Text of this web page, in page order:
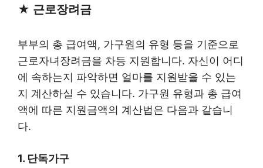
★ 근로장려금
부부의 총 급여액, 가구원의 유형 등을 기준으로
근로자녀장려금을 차등 지원합니다. 자신이 어디
에 속하는지 파악하면 얼마를 지원받을 수 있는
지 계산하실 수 있습니다. 가구원 유형과 총 급여
액에 따른 지원금액의 계산법은 다음과 같습니
다.
1. 단독가구